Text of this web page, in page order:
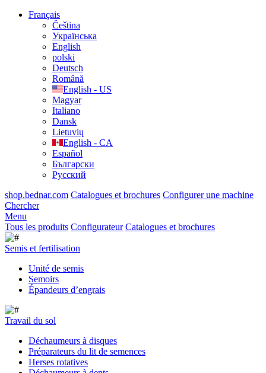
Français
Čeština
Українська
English
polski
Deutsch
Română
English - US
Magyar
Italiano
Dansk
Lietuvių
English - CA
Español
Български
Русский
shop.bednar.com Catalogues et brochures Configurer une machine
Chercher
Menu
Tous les produits Configurateur Catalogues et brochures
Semis et fertilisation
Unité de semis
Semoirs
Épandeurs d’engrais
Travail du sol
Déchaumeurs à disques
Préparateurs du lit de semences
Herses rotatives